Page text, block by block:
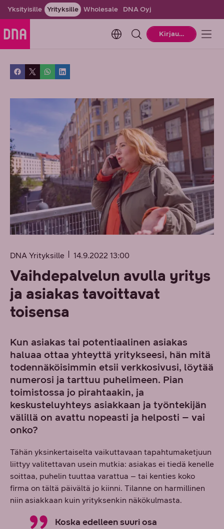
Yksityisille Yrityksille Wholesale DNA Oyj
Change language. Current
Kirjaudu
DNA Yrityksille 14.9.2022 13:00
Vaihdepalvelun avulla yritys
ja asiakas tavoittavat
toisensa
Kun asiakas tai potentiaalinen asiakas
haluaa ottaa yhteyttä yritykseesi, hän mitä
todennäköisimmin etsii verkkosivusi, löytää
numerosi ja tarttuu puhelimeen. Pian
toimistossa jo pirahtaakin, ja
keskusteluyhteys asiakkaan ja työntekijän
välillä on avattu nopeasti ja helposti – vai
onko?
Tähän yksinkertaiselta vaikuttavaan tapahtumaketjuun
liittyy valitettavan usein mutkia: asiakas ei tiedä kenelle
soittaa, puhelin tuuttaa varattua – tai kenties koko
firma on tältä päivältä jo kiinni. Tilanne on harmillinen
niin asiakkaan kuin yrityksenkin näkökulmasta.
Koska edelleen suuri osa